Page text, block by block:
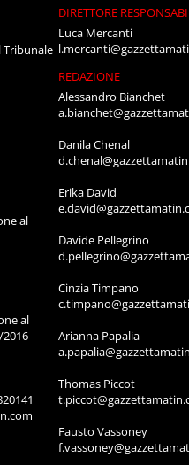
al
al
DIRETTORE
Luca Mercanti
REDAZIONE
Alessandro Bianchet
Danila Chenal
Erika David
Davide Pellegrino
Cinzia Timpano
Arianna Papalia
Thomas Piccot
Fausto Vassoney